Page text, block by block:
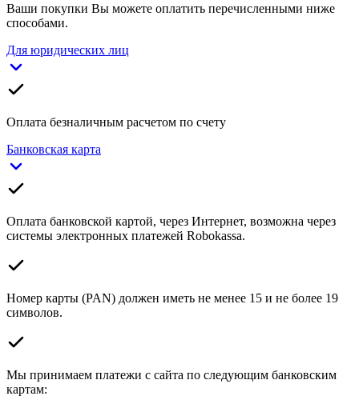
Ваши покупки Вы можете оплатить перечисленными ниже
способами.
Для юридических лиц
Оплата безналичным расчетом по счету
Банковская карта
Оплата банковской картой, через Интернет, возможна через
системы электронных платежей Robokassa.
Номер карты (PAN) должен иметь не менее 15 и не более 19
символов.
Мы принимаем платежи с сайта по следующим банковским
картам: